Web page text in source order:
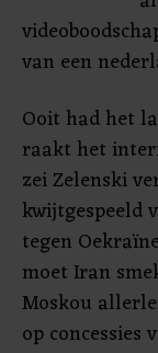
van een
Ooit had het
raakt het
zei Zelenski
kwijtgespeeld
tegen
moet Iran
Moskou
op concessies